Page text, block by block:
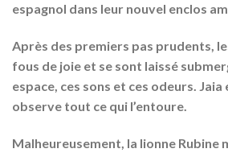
espagnol dans leur nouvel enclos
Après des premiers pas prudents,
fous de joie et se sont laissé
espace, ces sons et ces odeurs.
observe tout ce qui l’entoure.
Malheureusement, la lionne Rubine